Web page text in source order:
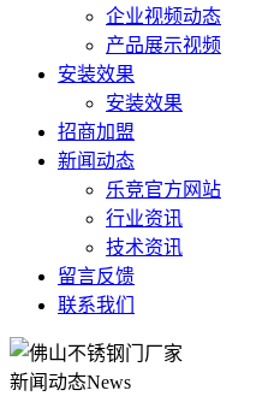
企业视频动态
产品展示视频
安装效果
安装效果
招商加盟
新闻动态
乐竞官方网站
行业资讯
技术资讯
留言反馈
联系我们
新闻动态News